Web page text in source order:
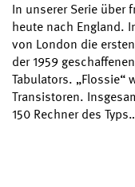
In unserer Serie über
heute nach England.
von London die
der 1959
Tabulators. „Flossie“
Transistoren.
150 Rechner des